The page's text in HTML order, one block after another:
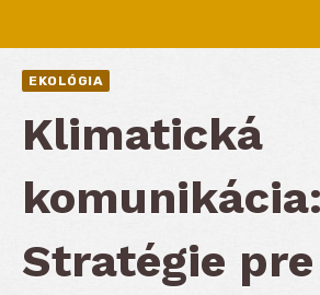
EKOLÓGIA
Klimatická
komunikácia:
Stratégie